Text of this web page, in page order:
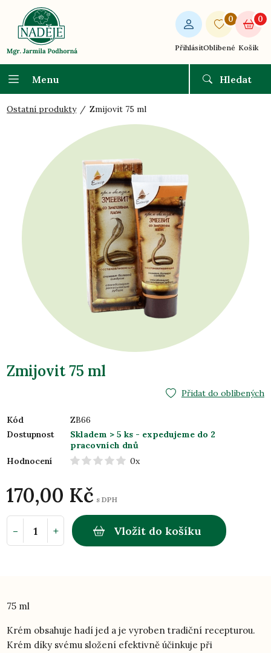
Přihlásit
0
Oblíbené
0
Košík
Menu Hledat
Ostatní produkty Zmijovit 75 ml
Zmijovit 75 ml
Přidat do oblíbených
Kód
ZB66
Dostupnost
Skladem > 5 ks - expedujeme do 2
pracovních dnů
Hodnocení
0x
170,00 Kč s DPH
- + Vložit do košíku
75 ml
Krém obsahuje hadí jed a je vyroben tradiční recepturou.
Krém díky svému složení efektivně účinkuje při